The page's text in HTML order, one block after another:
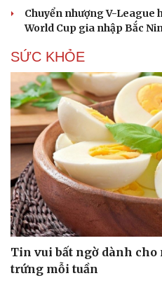
Chuyển nhượng V-League
World Cup gia nhập Bắc
SỨC KHỎE
Tin vui bất ngờ dành cho
trứng mỗi tuần